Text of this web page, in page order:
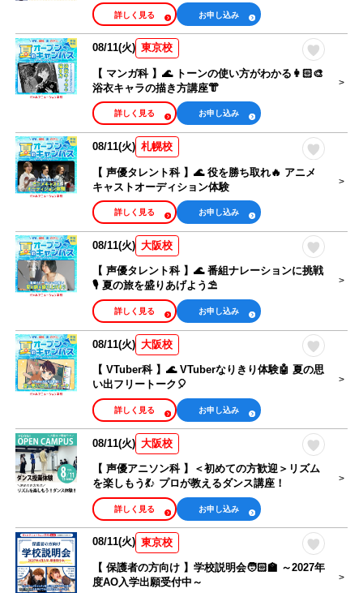
お申し込み
詳しく見る
08/11(火) 東京校
【 マンガ科 】🌊 トーンの使い方がわかる👩🏻‍🎨
浴衣キャラの描き方講座👘
お申し込み
詳しく見る
08/11(火) 札幌校
【 声優タレント科 】🌊 役を勝ち取れ🔥 アニメ
キャストオーディション体験
お申し込み
詳しく見る
08/11(火) 大阪校
【 声優タレント科 】🌊 番組ナレーションに挑戦
🎙 夏の旅を盛りあげよう⛱
お申し込み
詳しく見る
08/11(火) 大阪校
【 VTuber科 】🌊 VTuberなりきり体験🤖 夏の思
い出フリートーク🎈
お申し込み
詳しく見る
08/11(火) 大阪校
【 声優アニソン科 】＜初めての方歓迎＞リズム
を楽しもう💃♪ プロが教えるダンス講座！
お申し込み
詳しく見る
08/11(火) 東京校
【 保護者の方向け 】学校説明会🧑🏻‍🏫 ～2027年
度AO入学出願受付中～